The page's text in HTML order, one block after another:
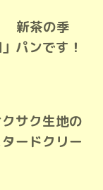
新茶の季
」パンです！
サク生地の
ードクリー